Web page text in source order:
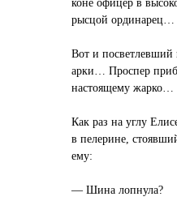
коне офицер в
рысцой ординарец…
Вот и посветлевший
арки… Проспер
настоящему жарко…
Как раз на углу
в пелерине,
ему:
— Шина лопнула?